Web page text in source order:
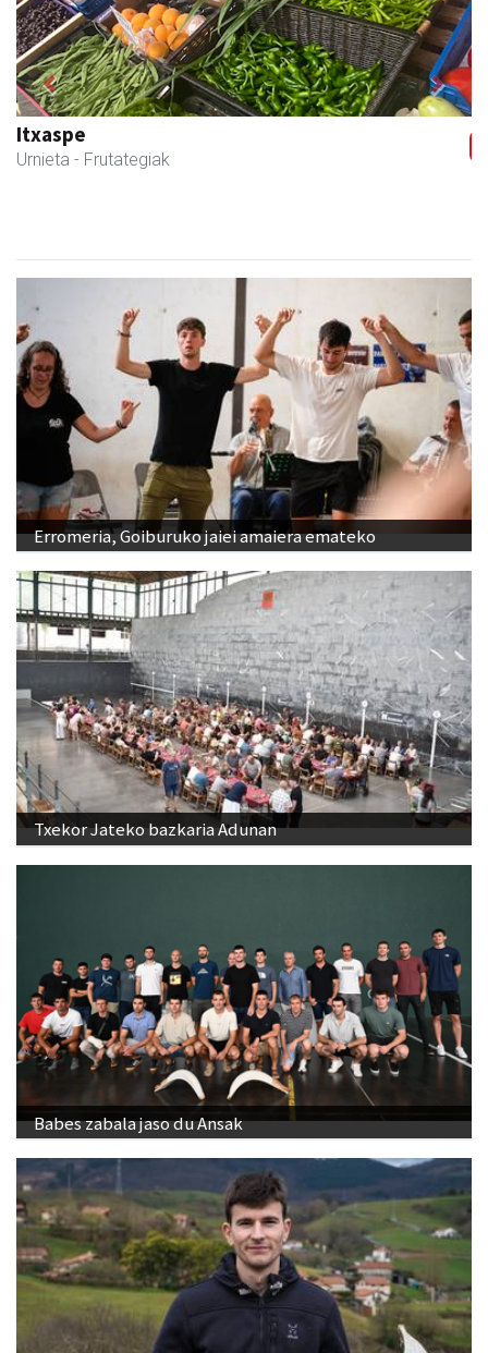
Itxaspe
Urnieta - Frutategiak
Previous Next
Erromeria, Goiburuko jaiei amaiera emateko
Txekor Jateko bazkaria Adunan
Babes zabala jaso du Ansak